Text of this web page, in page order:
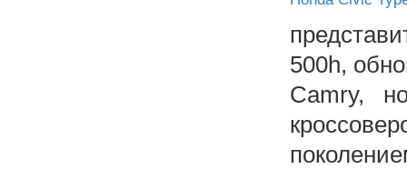
500h,
Camry,